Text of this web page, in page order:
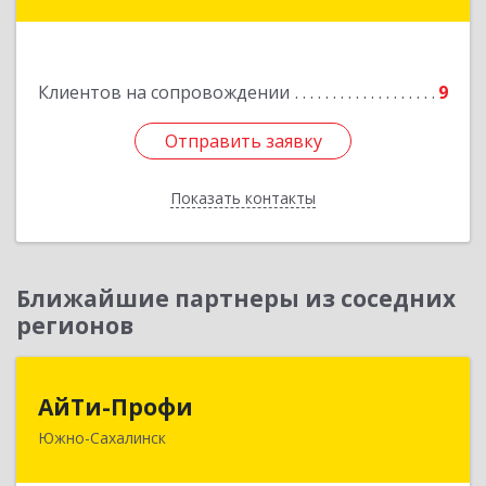
Клиентов на сопровождении 9
Отправить заявку
Показать контакты
Отправить заявку
Назад
Ближайшие партнеры из соседних
регионов
АйТи-Профи
Южно-Сахалинск693023, Сахалинская обл, город Южно-